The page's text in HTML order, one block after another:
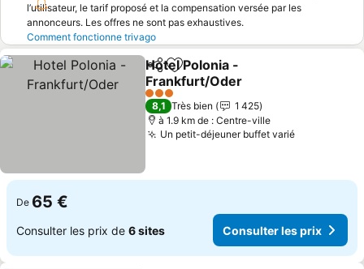
l’utilisateur, le tarif proposé et la compensation versée par les
annonceurs. Les offres ne sont pas exhaustives.
Comment fonctionne trivago
PartagerAjouter à mes favoris
Hotel Polonia -
Frankfurt/Oder
3 Étoiles
8,1 Très bien
1 425
à 1.9 km de : Centre-ville
Un petit-déjeuner buffet varié
De 65 €
Consulter les prix de 6 sites Consulter les prix